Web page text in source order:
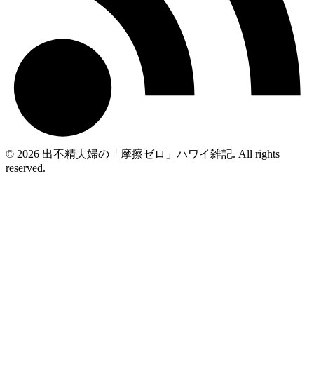
© 2026 出不精夫婦の「摩擦ゼロ」ハワイ雑記. All rights
reserved.